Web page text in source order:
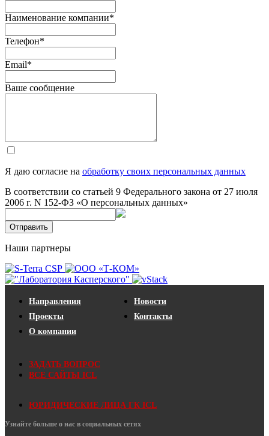
Наименование компании*
Телефон*
Email*
Ваше сообщение
Я даю согласие на обработку своих персональных данных
В соответствии со статьей 9 Федерального закона от 27 июля
2006 г. N 152-ФЗ «О персональных данных»
Отправить
Наши партнеры
Направления
Проекты
О компании
Новости
Контакты
ЗАДАТЬ ВОПРОС
ВСЕ САЙТЫ ICL
ЮРИДИЧЕСКИЕ ЛИЦА ГК ICL
Узнайте больше о нас в социальных сетях